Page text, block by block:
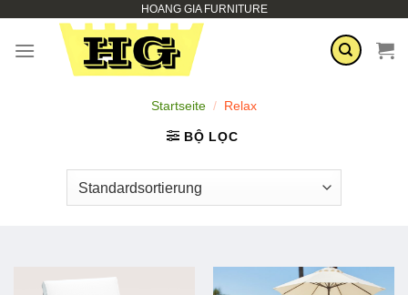
springen
HOANG GIA FURNITURE
Startseite / Relax
BỘ LỌC